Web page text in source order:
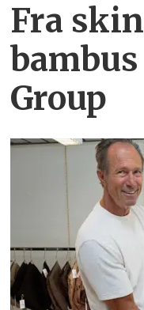
Fra
Group